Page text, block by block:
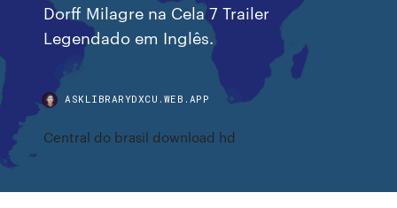
Dorff Milagre na Cela 7 Trailer
Legendado em Inglês.
ASKLIBRARYDXCU.WEB.APP
Central do brasil download hd